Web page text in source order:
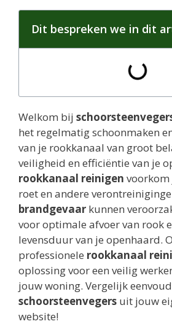
Dit bespreken we in dit
Welkom bij
het regelmatig schoonmaken
van je rookkanaal van groot
veiligheid en efficiëntie van je
rookkanaal reinigen voorkom
roet en andere
brandgevaar kunnen
voor optimale afvoer van rook
levensduur van je openhaard.
professionele rookkanaal
oplossing voor een veilig
jouw woning. Vergelijk
schoorsteenvegers uit jouw
website!